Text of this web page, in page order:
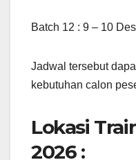
Batch 12 : 9 – 10
Jadwal tersebut
kebutuhan calon
Lokasi
2026 :